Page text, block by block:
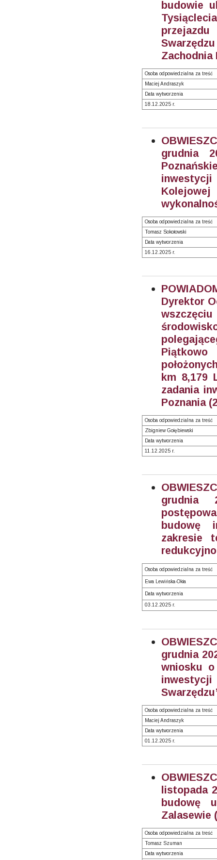
budowie
Zachodnia
Osoba odpowiedzialna za treść
Maciej Andraszyk
Data wytworzenia
18.12.2025 r.
grudnia
Osoba odpowiedzialna za treść
Tomasz Sokołowski
Data wytworzenia
16.12.2025 r.
Dyrektor
km 8,179
zadania
Poznania
Osoba odpowiedzialna za treść
Zbigniew Gołębiewski
Data wytworzenia
11.12.2025 r.
grudnia
budowę
zakresie
Osoba odpowiedzialna za treść
Ewa Lewińska-Okła
Data wytworzenia
03.12.2025 r.
grudnia
wniosku
Osoba odpowiedzialna za treść
Maciej Andraszyk
Data wytworzenia
01.12.2025 r.
listopada
budowę
Zalasewie
Osoba odpowiedzialna za treść
Tomasz Szuman
Data wytworzenia